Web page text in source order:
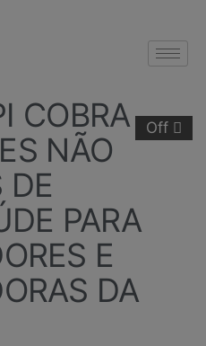
Off
COBRA
NÃO
DE
PARA
E
DA